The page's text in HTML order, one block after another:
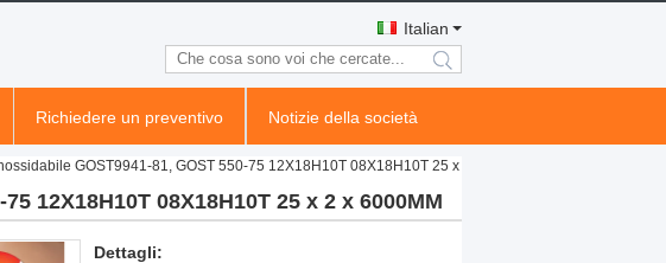
Italian
search
Richiedere un preventivo Notizie della società
GOST9941-81, GOST 550-75 12X18H10T 08X18H10T 25 x
12X18H10T 08X18H10T 25 x 2 x 6000MM
Dettagli: